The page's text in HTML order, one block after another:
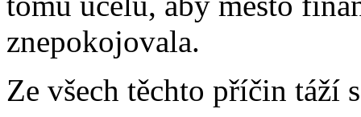
znepokojovala.
Ze všech těchto příčin táží